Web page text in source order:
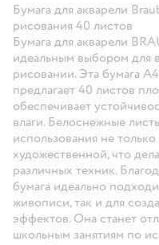
Бумага для акварели
рисования 40 листов
Бумага для акварели
идеальным выбором для
рисовании. Эта бумага
предлагает 40 листов
обеспечивает
влаги. Белоснежные
использования не
художественной, что
различных техник.
бумага идеально
живописи, так и для
эффектов. Она станет
школьным занятиям по